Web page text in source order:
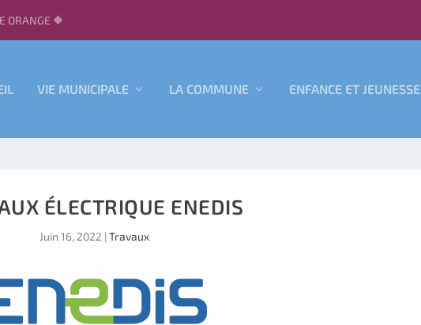
ORANGE 🔶
VIE MUNICIPALE LA COMMUNE ENFANCE ET JEUNESSE
ÉLECTRIQUE ENEDIS
Juin 16, 2022 |Travaux